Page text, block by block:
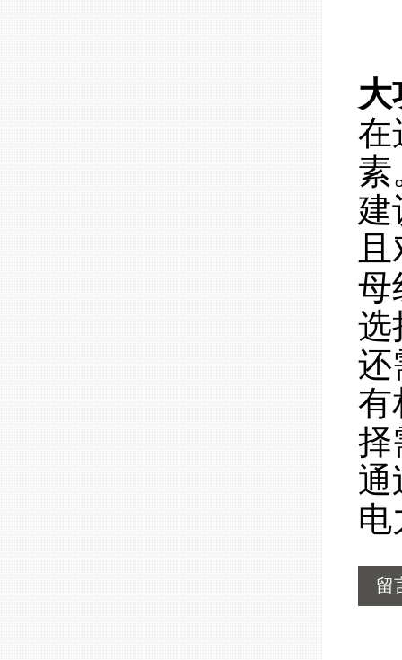
大
在
素
建
母
选
还
有
择
通
电
留